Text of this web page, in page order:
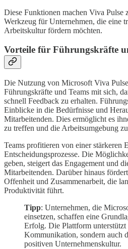
Diese Funktionen machen Viva Pulse
Werkzeug für Unternehmen, die eine
Arbeitskultur fördern möchten.
Vorteile für Führungskräfte
Die Nutzung von Microsoft Viva
Führungskräfte und Teams mit sich,
schnell Feedback zu erhalten.
Einblicke in die Bedürfnisse und
Mitarbeitenden. Dies ermöglicht es
zu treffen und die Arbeitsumgebung
Teams profitieren von einer stärkeren
Entscheidungsprozesse. Die
geben, steigert das Engagement und
Mitarbeitenden. Darüber hinaus
Offenheit und Zusammenarbeit, die
Produktivität führt.
Tipp: Unternehmen, die
einsetzen, schaffen eine
Erfolg. Die Plattform
Kommunikation, sondern auch
positiven Unternehmenskultur.